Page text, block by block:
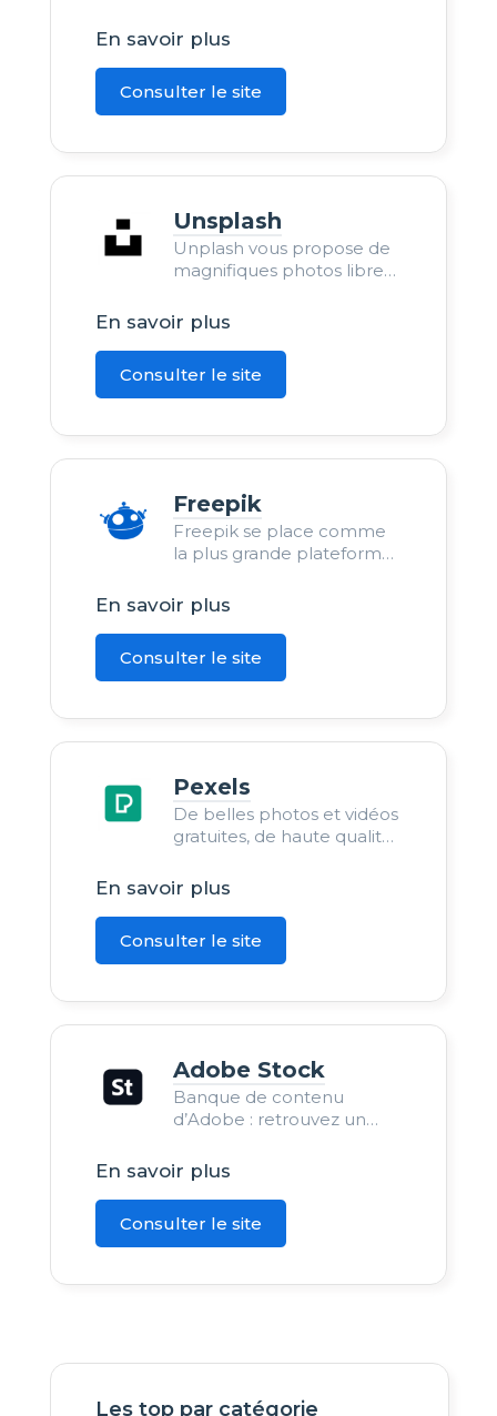
payants.
En savoir plus
Consulter le site
Unsplash
Unplash vous propose de
magnifiques photos libres
tous vos projets.
En savoir plus
Consulter le site
Freepik
Freepik se place comme
la plus grande plateforme
disponibles.
En savoir plus
Consulter le site
Pexels
De belles photos et vidéos
gratuites, de haute qualité
demandée.
En savoir plus
Consulter le site
Adobe Stock
Banque de contenu
d’Adobe : retrouvez un
par abonnement ou achat
unique.
En savoir plus
Consulter le site
Les top par catégorie